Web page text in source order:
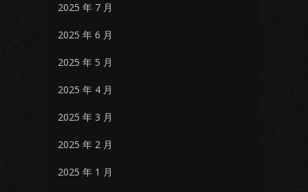
2025 年 7 月
2025 年 6 月
2025 年 5 月
2025 年 4 月
2025 年 3 月
2025 年 2 月
2025 年 1 月